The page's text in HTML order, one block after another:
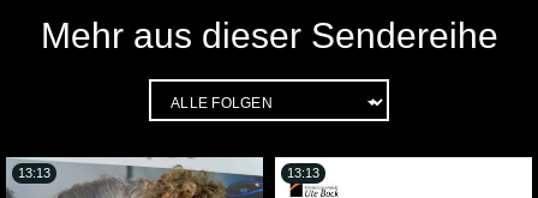
Mehr aus dieser Sendereihe
13:13 13:13